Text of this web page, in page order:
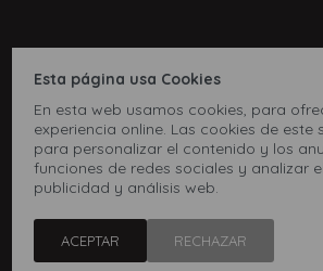
Esta página usa Cookies
En esta web usamos cookies, para
experiencia online. Las cookies de este
para personalizar el contenido y los
funciones de redes sociales y analizar
publicidad y análisis web.
ACEPTAR RECHAZAR